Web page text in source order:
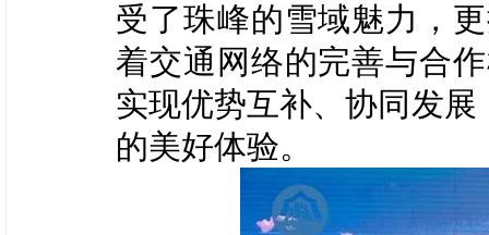
受了珠峰的雪域魅力，
着交通网络的完善与合
实现优势互补、协同发
的美好体验。